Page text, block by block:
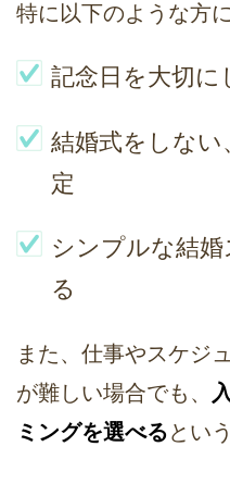
特に以下のような方
記念日を大切に
結婚式をしな
定
シンプルな結
る
また、仕事やスケジ
が難しい場合でも、
ミングを選べるとい